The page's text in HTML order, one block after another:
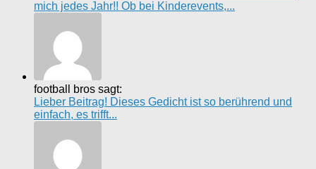
mich jedes Jahr!! Ob bei Kinderevents,...
football bros sagt:
Lieber Beitrag! Dieses Gedicht ist so berührend und
einfach, es trifft...